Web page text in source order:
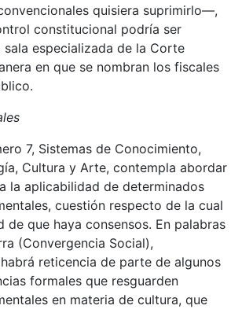
quisiera suprimirlo—,
constitucional podría ser
sala especializada de la Corte
en que se nombran los fiscales
7, Sistemas de Conocimiento,
Cultura y Arte, contempla abordar
la aplicabilidad de determinados
cuestión respecto de la cual
de que haya consensos. En palabras
(Convergencia Social),
reticencia de parte de algunos
formales que resguarden
en materia de cultura, que